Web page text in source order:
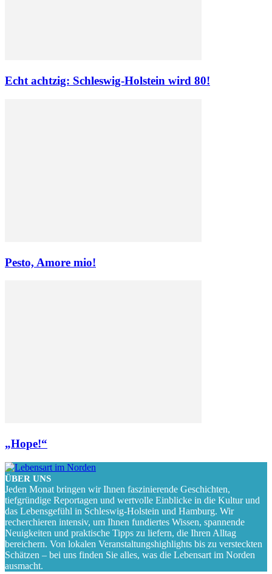
Echt achtzig: Schleswig-Holstein wird 80!
Pesto, Amore mio!
„Hope!“
ÜBER UNS
Jeden Monat bringen wir Ihnen faszinierende Geschichten,
tiefgründige Reportagen und wertvolle Einblicke in die Kultur und
das Lebensgefühl in Schleswig-Holstein und Hamburg. Wir
recherchieren intensiv, um Ihnen fundiertes Wissen, spannende
Neuigkeiten und praktische Tipps zu liefern, die Ihren Alltag
bereichern. Von lokalen Veranstaltungshighlights bis zu versteckten
Schätzen – bei uns finden Sie alles, was die Lebensart im Norden
ausmacht.